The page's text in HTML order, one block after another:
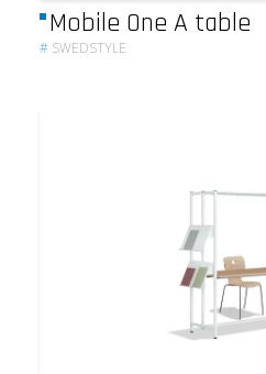
Mobile One A table
# SWEDSTYLE